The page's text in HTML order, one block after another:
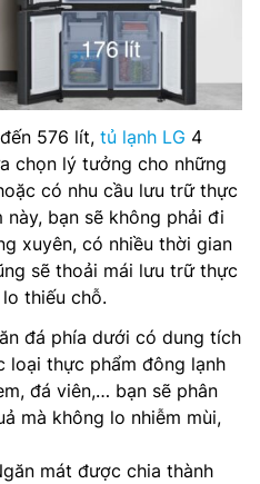
576 lít, tủ lạnh LG 4
chọn lý tưởng cho những
có nhu cầu lưu trữ thực
bạn sẽ không phải đi
xuyên, có nhiều thời gian
sẽ thoải mái lưu trữ thực
thiếu chỗ.
đá phía dưới có dung tích
loại thực phẩm đông lạnh
đá viên,… bạn sẽ phân
mà không lo nhiễm mùi,
mát được chia thành